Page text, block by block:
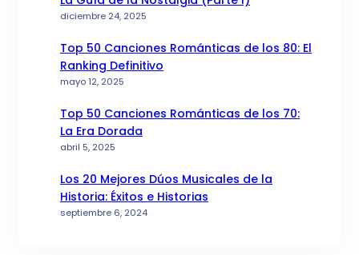
diciembre 24, 2025
Top 50 Canciones Románticas de los 80: El
Ranking Definitivo
mayo 12, 2025
Top 50 Canciones Románticas de los 70:
La Era Dorada
abril 5, 2025
Los 20 Mejores Dúos Musicales de la
Historia: Éxitos e Historias
septiembre 6, 2024